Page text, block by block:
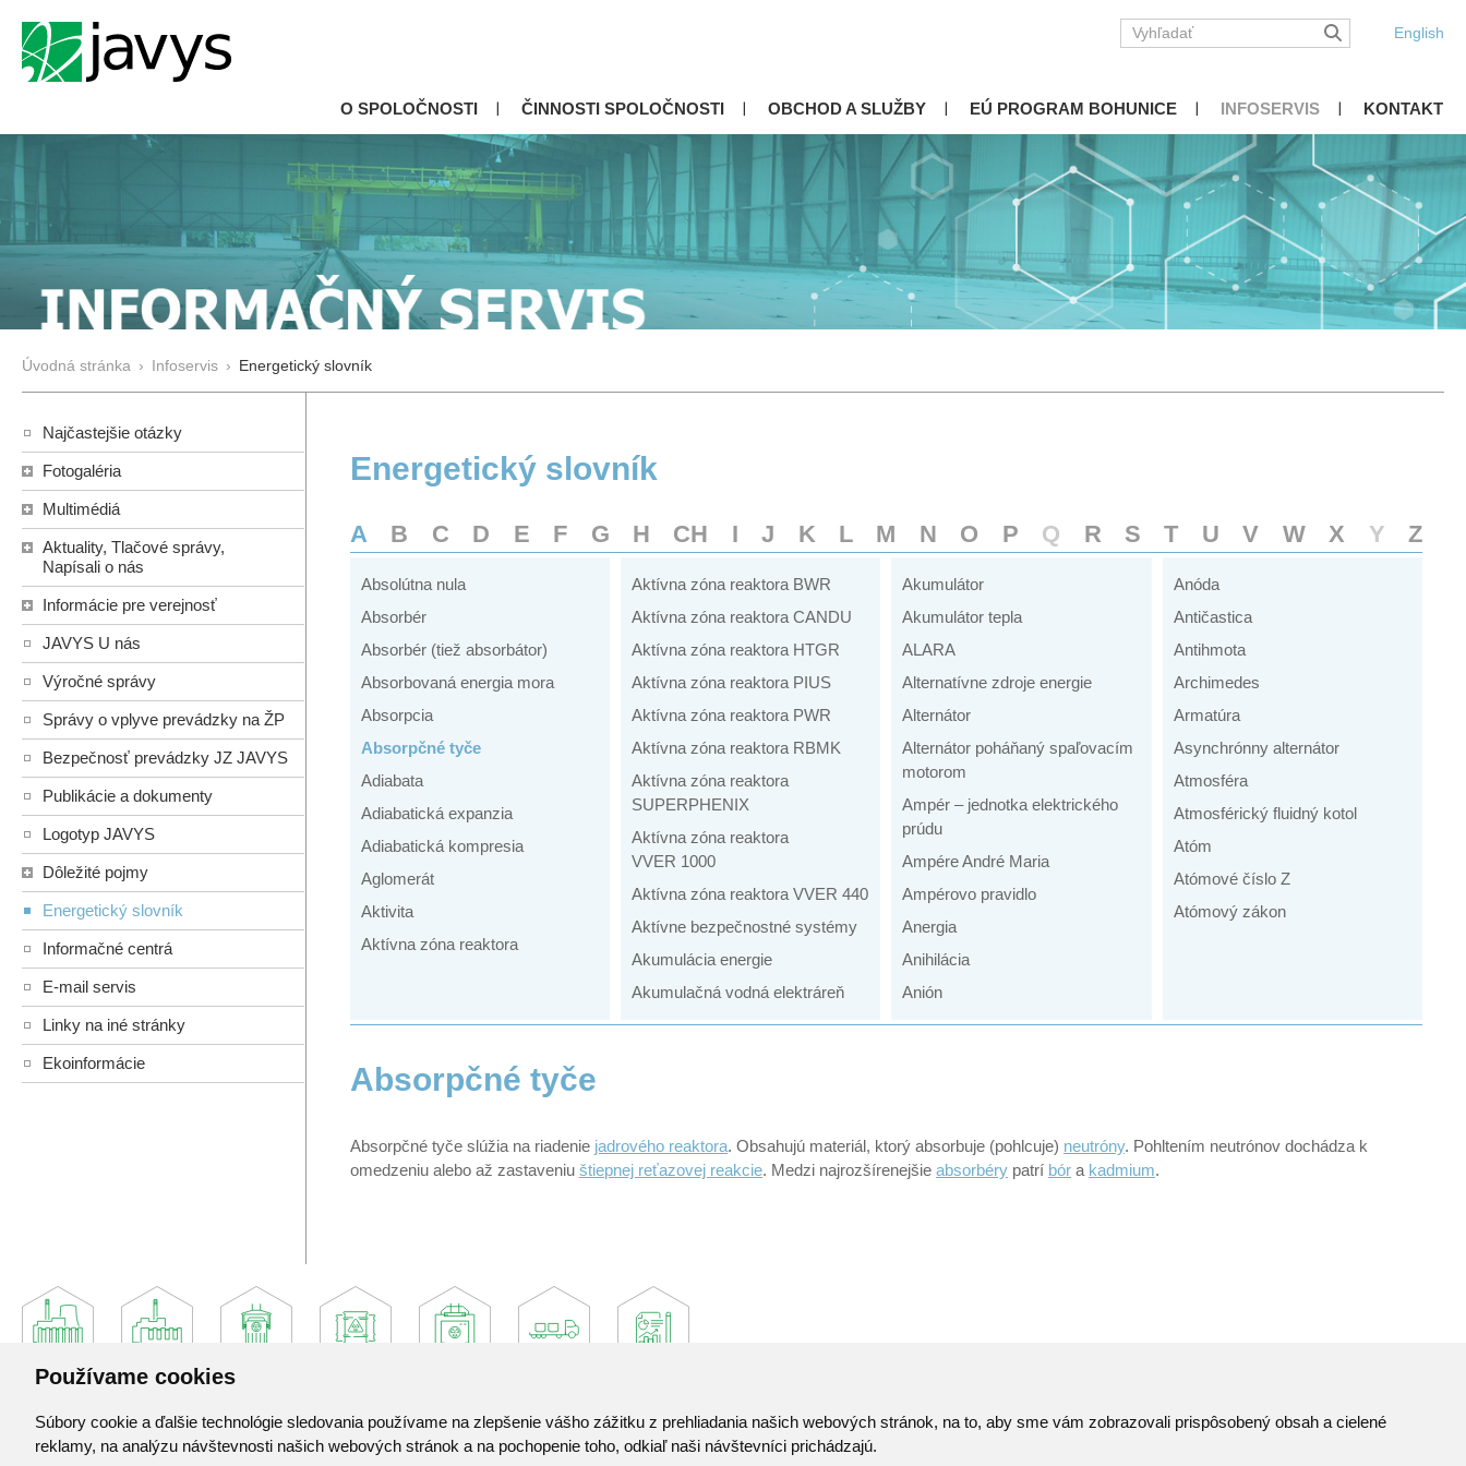
Používame cookies
Súbory cookie a ďalšie technológie sledovania používame na zlepšenie vášho zážitku z prehliadania našich webových stránok, na to, aby sme vám zobrazovali prispôsobený obsah a cielené
reklamy, na analýzu návštevnosti našich webových stránok a na pochopenie toho, odkiaľ naši návštevníci prichádzajú.
English
O SPOLOČNOSTI ČINNOSTI SPOLOČNOSTI OBCHOD A SLUŽBY EÚ PROGRAM BOHUNICE INFOSERVIS KONTAKT
Úvodná stránka › Infoservis › Energetický slovník
Najčastejšie otázky
Fotogaléria
Multimédiá
Aktuality, Tlačové správy,
Napísali o nás
Informácie pre verejnosť
JAVYS U nás
Výročné správy
Správy o vplyve prevádzky na ŽP
Bezpečnosť prevádzky JZ JAVYS
Publikácie a dokumenty
Logotyp JAVYS
Dôležité pojmy
Energetický slovník
Informačné centrá
E-mail servis
Linky na iné stránky
Ekoinformácie
Energetický slovník
A B C D E F G H CH I J K L M N O P Q R S T U V W X Y Z
Absolútna nula
Absorbér
Absorbér (tiež absorbátor)
Absorbovaná energia mora
Absorpcia
Absorpčné tyče
Adiabata
Adiabatická expanzia
Adiabatická kompresia
Aglomerát
Aktivita
Aktívna zóna reaktora
Aktívna zóna reaktora BWR
Aktívna zóna reaktora CANDU
Aktívna zóna reaktora HTGR
Aktívna zóna reaktora PIUS
Aktívna zóna reaktora PWR
Aktívna zóna reaktora RBMK
Aktívna zóna reaktora
SUPERPHENIX
Aktívna zóna reaktora
VVER 1000
Aktívna zóna reaktora VVER 440
Aktívne bezpečnostné systémy
Akumulácia energie
Akumulačná vodná elektráreň
Akumulátor
Akumulátor tepla
ALARA
Alternatívne zdroje energie
Alternátor
Alternátor poháňaný spaľovacím
motorom
Ampér – jednotka elektrického
prúdu
Ampére André Maria
Ampérovo pravidlo
Anergia
Anihilácia
Anión
Anóda
Antičastica
Antihmota
Archimedes
Armatúra
Asynchrónny alternátor
Atmosféra
Atmosférický fluidný kotol
Atóm
Atómové číslo Z
Atómový zákon
Absorpčné tyče
Absorpčné tyče slúžia na riadenie jadrového reaktora. Obsahujú materiál, ktorý absorbuje (pohlcuje) neutróny. Pohltením neutrónov dochádza k
omedzeniu alebo až zastaveniu štiepnej reťazovej reakcie. Medzi najrozšírenejšie absorbéry patrí bór a kadmium.
Jadrová a vyraďovacia spoločnosť, a. s.
Kontakt